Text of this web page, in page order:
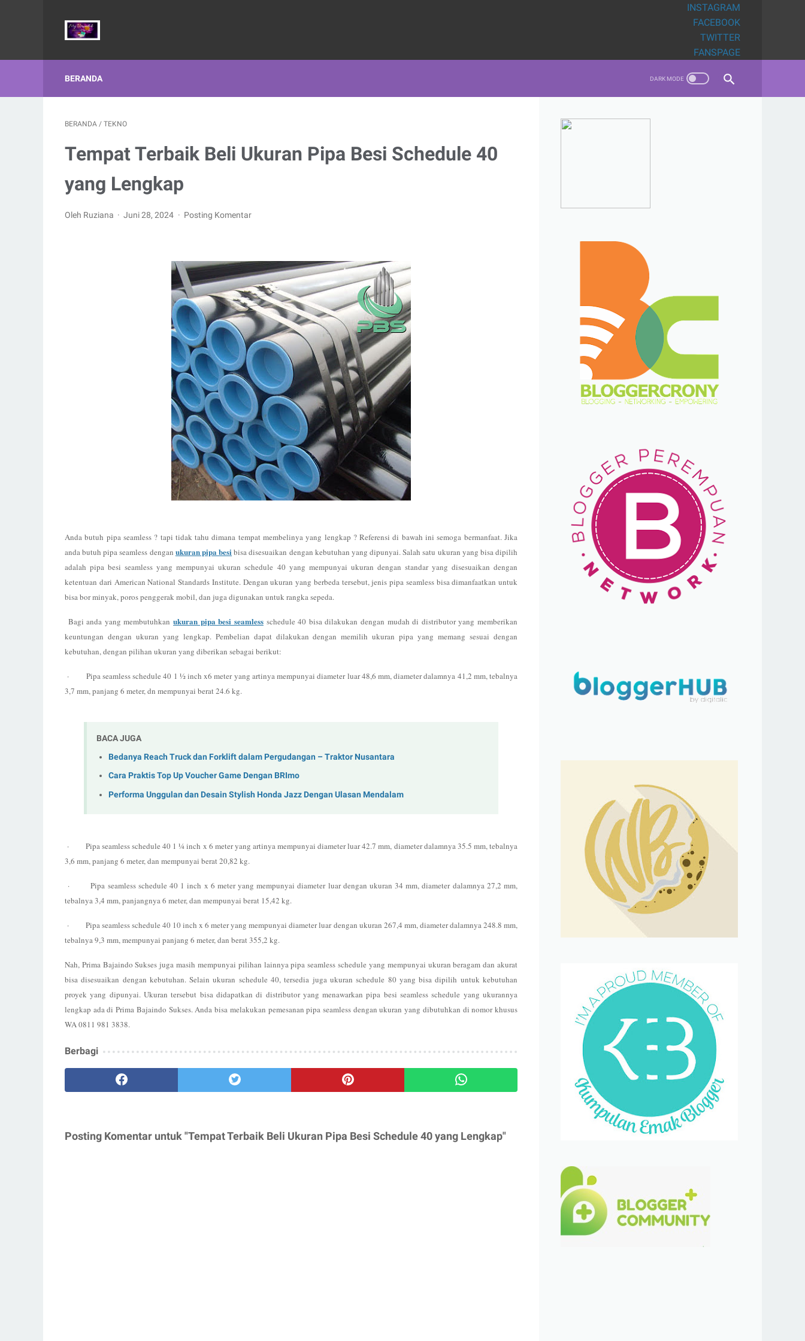
INSTAGRAM
FACEBOOK
TWITTER
FANSPAGE
BERANDA
BERANDA / TEKNO
Tempat Terbaik Beli Ukuran Pipa Besi Schedule 40
yang Lengkap
Oleh Ruziana Juni 28, 2024 Posting Komentar
Anda butuh pipa seamless ? tapi tidak tahu dimana tempat membelinya yang lengkap ? Referensi di bawah ini semoga bermanfaat. Jika
anda butuh pipa seamless dengan ukuran pipa besibisa disesuaikan dengan kebutuhan yang dipunyai. Salah satu ukuran yang bisa dipilih
adalah pipa besi seamless yang mempunyai ukuran schedule 40 yang mempunyai ukuran dengan standar yang disesuaikan dengan
ketentuan dari American National Standards Institute. Dengan ukuran yang berbeda tersebut, jenis pipa seamless bisa dimanfaatkan untuk
bisa bor minyak, poros penggerak mobil, dan juga digunakan untuk rangka sepeda.
Bagi anda yang membutuhkan ukuran pipa besi seamless schedule 40 bisa dilakukan dengan mudah di distributor yang memberikan
keuntungan dengan ukuran yang lengkap. Pembelian dapat dilakukan dengan memilih ukuran pipa yang memang sesuai dengan
kebutuhan, dengan pilihan ukuran yang diberikan sebagai berikut:
·
Pipa seamless schedule 40 1 ½ inch x6 meter yang artinya mempunyai diameter luar 48,6 mm, diameter dalamnya 41,2 mm, tebalnya
3,7 mm, panjang 6 meter, dn mempunyai berat 24.6 kg.
BACA JUGA
Bedanya Reach Truck dan Forklift dalam Pergudangan – Traktor Nusantara
Cara Praktis Top Up Voucher Game Dengan BRImo
Performa Unggulan dan Desain Stylish Honda Jazz Dengan Ulasan Mendalam
·
Pipa seamless schedule 40 1 ¼ inch x 6 meter yang artinya mempunyai diameter luar 42.7 mm, diameter dalamnya 35.5 mm, tebalnya
3,6 mm, panjang 6 meter, dan mempunyai berat 20,82 kg.
·
Pipa seamless schedule 40 1 inch x 6 meter yang mempunyai diameter luar dengan ukuran 34 mm, diameter dalamnya 27,2 mm,
tebalnya 3,4 mm, panjangnya 6 meter, dan mempunyai berat 15,42 kg.
·
Pipa seamless schedule 40 10 inch x 6 meter yang mempunyai diameter luar dengan ukuran 267,4 mm, diameter dalamnya 248.8 mm,
tebalnya 9,3 mm, mempunyai panjang 6 meter, dan berat 355,2 kg.
Nah, Prima Bajaindo Sukses juga masih mempunyai pilihan lainnya pipa seamless schedule yang mempunyai ukuran beragam dan akurat
bisa disesuaikan dengan kebutuhan. Selain ukuran schedule 40, tersedia juga ukuran schedule 80 yang bisa dipilih untuk kebutuhan
proyek yang dipunyai. Ukuran tersebut bisa didapatkan di distributor yang menawarkan pipa besi seamless schedule yang ukurannya
lengkap ada di Prima Bajaindo Sukses. Anda bisa melakukan pemesanan pipa seamless dengan ukuran yang dibutuhkan di nomor khusus
WA 0811 981 3838.
Berbagi
Posting Komentar untuk "Tempat Terbaik Beli Ukuran Pipa Besi Schedule 40 yang Lengkap"